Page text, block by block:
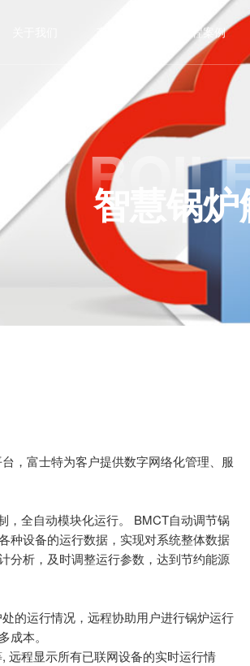
工程案例
智慧锅
，富士特为客户提供数字网络化管理、服
，全自动模块化运行。 BMCT自动调节锅
种设备的运行数据，实现对系统整体数据
分析，及时调整运行参数，达到节约能源
的运行情况，远程协助用户进行锅炉运行
本。
远程显示所有已联网设备的实时运行情